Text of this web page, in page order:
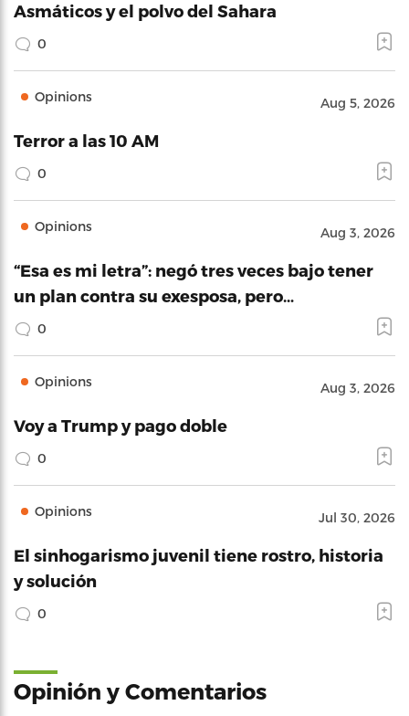
Asmáticos y el polvo del Sahara
0
Opinions Aug 5, 2026
Terror a las 10 AM
0
Opinions Aug 3, 2026
“Esa es mi letra”: negó tres veces bajo tener
un plan contra su exesposa, pero…
0
Opinions Aug 3, 2026
Voy a Trump y pago doble
0
Opinions Jul 30, 2026
El sinhogarismo juvenil tiene rostro, historia
y solución
0
Opinión y Comentarios